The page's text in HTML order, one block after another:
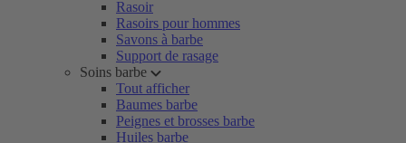
Rasoir
Rasoirs pour hommes
Savons à barbe
Support de rasage
Soins barbe
Tout afficher
Baumes barbe
Peignes et brosses barbe
Huiles barbe